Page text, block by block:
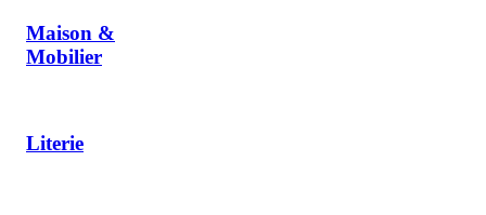
Maison &
Mobilier
Literie